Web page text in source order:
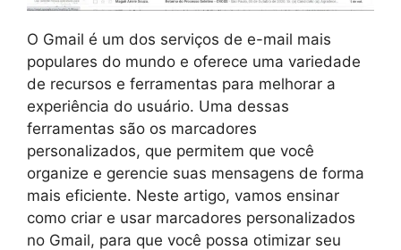
O Gmail é um dos serviços de e-mail mais
populares do mundo e oferece uma variedade
de recursos e ferramentas para melhorar a
experiência do usuário. Uma dessas
ferramentas são os marcadores
personalizados, que permitem que você
organize e gerencie suas mensagens de forma
mais eficiente. Neste artigo, vamos ensinar
como criar e usar marcadores personalizados
no Gmail, para que você possa otimizar seu